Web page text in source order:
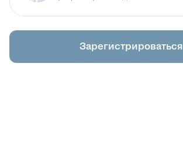
Зарегистрироваться